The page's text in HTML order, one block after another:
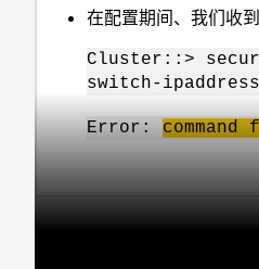
在配置期间、我们收
Cluster::>
switch-
Error: